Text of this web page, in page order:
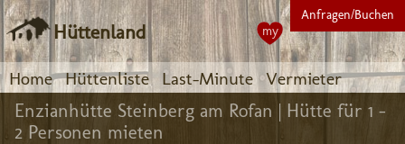
Hüttenland
Home Hüttenliste Last-Minute Vermieter
Anfragen/Buchen
my
Enzianhütte Steinberg am Rofan | Hütte für 1 -
2 Personen mieten